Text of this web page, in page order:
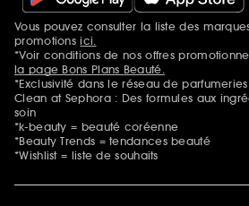
Sephora Beautiful Club
Clean at Sephora
Idées & Inspirations Beauté
Mentions additionnelles
Vous pouvez consulter la liste des
promotionsici.
*Voir conditions de nos offres
la page Bons Plans Beauté.
*Exclusivité dans le réseau de parfumeries
Clean at Sephora : Des formules aux
soin
*k-beauty = beauté coréenne
*Beauty Trends = tendances beauté
*Wishlist = liste de souhaits